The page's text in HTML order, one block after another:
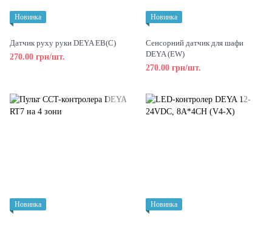
Новинка
Датчик руху руки DEYA EB(C)
270.00 грн/шт.
Новинка
Сенсорний датчик для шафи
DEYA (EW)
270.00 грн/шт.
Новинка Новинка